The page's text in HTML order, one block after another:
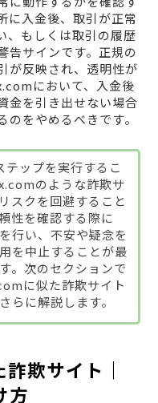
に入金後、取引が正常
、もしくは取引の履歴
告サインです。正規の
が反映され、透明性が
において、入金後
金を引き出せない場合
をやめるべきです。
テップを実行するこ
のような詐欺サ
スクを回避すること
性を確認する際に
行い、不安や疑念を
を中止することが最
。次のセクションで
に似た詐欺サイト
らに解説します。
欺サイト｜
方